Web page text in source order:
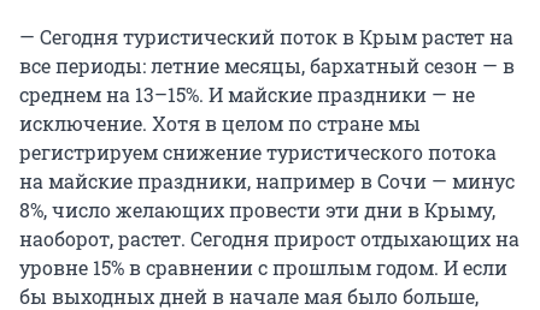
— Сегодня туристический поток в Крым растет на
все периоды: летние месяцы, бархатный сезон — в
среднем на 13–15%. И майские праздники — не
исключение. Хотя в целом по стране мы
регистрируем снижение туристического потока
на майские праздники, например в Сочи — минус
8%, число желающих провести эти дни в Крыму,
наоборот, растет. Сегодня прирост отдыхающих на
уровне 15% в сравнении с прошлым годом. И если
бы выходных дней в начале мая было больше,